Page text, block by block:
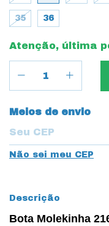
35 36
Atenção, última
Entregas para o
Meios de envio
Não sei meu CEP
Descrição
Bota Molekinha